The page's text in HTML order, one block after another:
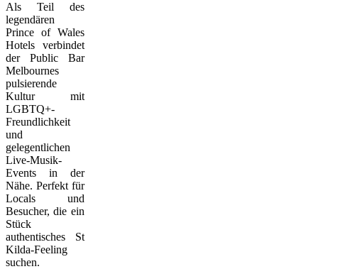
Als Teil des
legendären
Prince of Wales
Hotels verbindet
der Public Bar
Melbournes
pulsierende
Kultur mit
LGBTQ+-
Freundlichkeit
und
gelegentlichen
Live-Musik-
Events in der
Nähe. Perfekt für
Locals und
Besucher, die ein
Stück
authentisches St
Kilda-Feeling
suchen.